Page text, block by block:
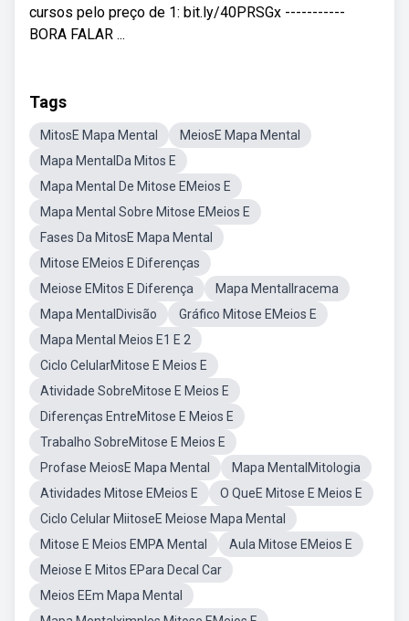
cursos pelo preço de 1: bit.ly/40PRSGx -----------
BORA FALAR ...
Tags
MitosE Mapa Mental
MeiosE Mapa Mental
Mapa MentalDa Mitos E
Mapa Mental De Mitose EMeios E
Mapa Mental Sobre Mitose EMeios E
Fases Da MitosE Mapa Mental
Mitose EMeios E Diferenças
Meiose EMitos E Diferença
Mapa MentalIracema
Mapa MentalDivisão
Gráfico Mitose EMeios E
Mapa Mental Meios E1 E 2
Ciclo CelularMitose E Meios E
Atividade SobreMitose E Meios E
Diferenças EntreMitose E Meios E
Trabalho SobreMitose E Meios E
Profase MeiosE Mapa Mental
Mapa MentalMitologia
Atividades Mitose EMeios E
O QueE Mitose E Meios E
Ciclo Celular MiitoseE Meiose Mapa Mental
Mitose E Meios EMPA Mental
Aula Mitose EMeios E
Meiose E Mitos EPara Decal Car
Meios EEm Mapa Mental